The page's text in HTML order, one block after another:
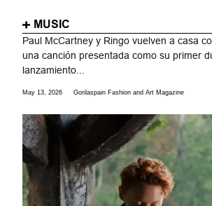
MUSIC
Paul McCartney y Ringo vuelven a casa
una canción presentada como su primer
lanzamiento...
May 13, 2026 Gorilaspain Fashion and Art Magazine